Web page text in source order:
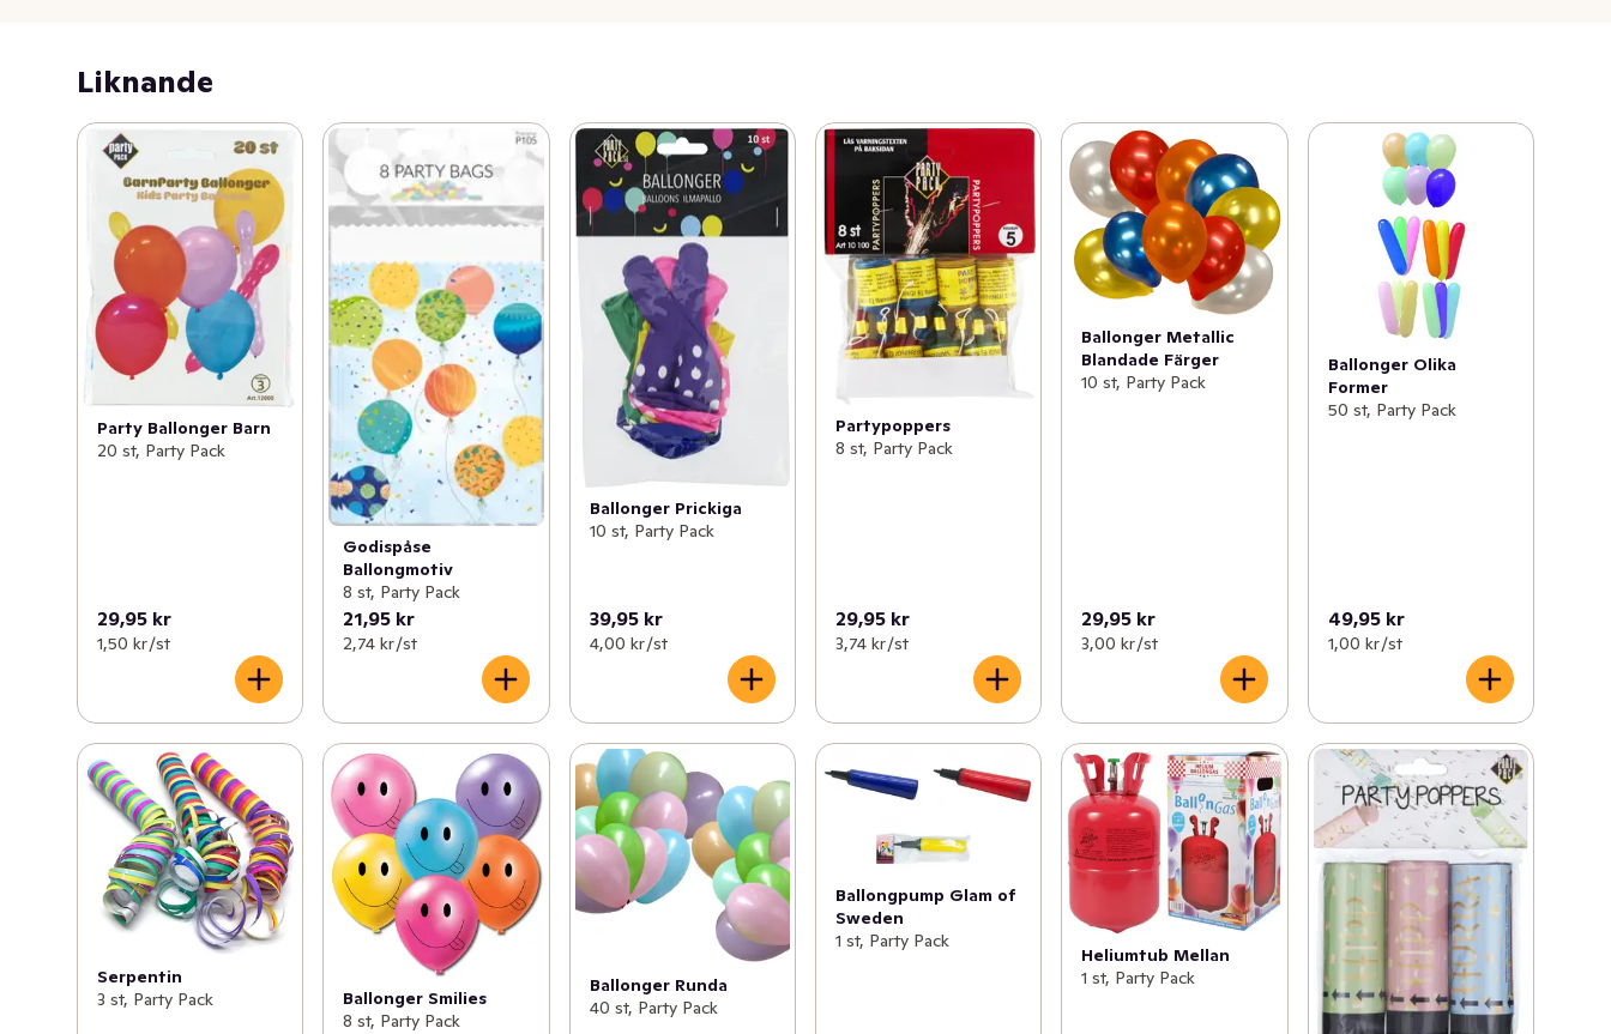
Liknande
Party Ballonger Barn
20 st, Party Pack
29,95 kr
1,50 kr /st
Godispåse
Ballongmotiv
8 st, Party Pack
21,95 kr
2,74 kr /st
Ballonger Prickiga
10 st, Party Pack
39,95 kr
4,00 kr /st
Partypoppers
8 st, Party Pack
29,95 kr
3,74 kr /st
Ballonger Metallic
Blandade Färger
10 st, Party Pack
29,95 kr
3,00 kr /st
Ballonger Olika
Former
50 st, Party Pack
49,95 kr
1,00 kr /st
Serpentin
3 st, Party Pack
Ballonger Smilies
8 st, Party Pack
Ballonger Runda
40 st, Party Pack
Ballongpump Glam of
Sweden
1 st, Party Pack
Heliumtub Mellan
1 st, Party Pack